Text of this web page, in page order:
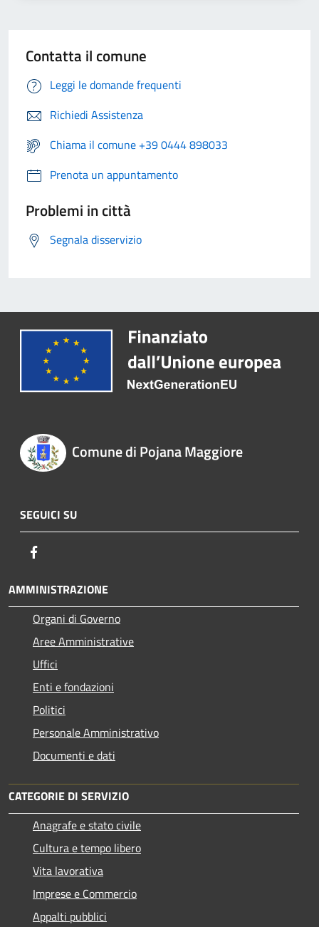
Contatta il comune
Leggi le domande frequenti
Richiedi Assistenza
Chiama il comune +39 0444 898033
Prenota un appuntamento
Problemi in città
Segnala disservizio
Comune di Pojana Maggiore
SEGUICI SU
AMMINISTRAZIONE
Organi di Governo
Aree Amministrative
Uffici
Enti e fondazioni
Politici
Personale Amministrativo
Documenti e dati
CATEGORIE DI SERVIZIO
Anagrafe e stato civile
Cultura e tempo libero
Vita lavorativa
Imprese e Commercio
Appalti pubblici